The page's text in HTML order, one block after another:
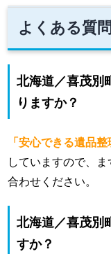
よくある質問
北海道／喜茂別
りますか？
「安心できる遺品整
していますので、
合わせください。
北海道／喜茂別
すか？